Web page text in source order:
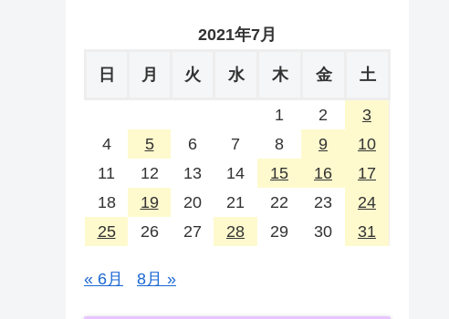
2021年7月
日 月 火 水 木 金 土
1 2
3
4
5 6 7 8 9
10
11
12 13 14 15 16
17
18
19 20 21 22 23
24
25
26 27 28 29 30 31
« 6月 8月 »